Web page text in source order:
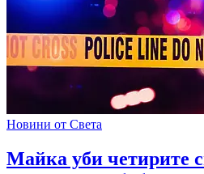
Новини от Света
Майка уби четирите